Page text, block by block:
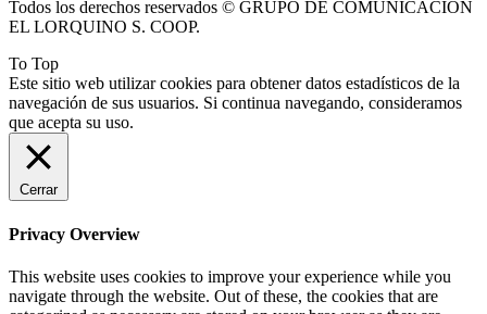
Todos los derechos reservados © GRUPO DE COMUNICACIÓN
EL LORQUINO S. COOP.
To Top
Este sitio web utilizar cookies para obtener datos estadísticos de la
navegación de sus usuarios. Si continua navegando, consideramos
que acepta su uso.
Cerrar
Privacy Overview
This website uses cookies to improve your experience while you
navigate through the website. Out of these, the cookies that are